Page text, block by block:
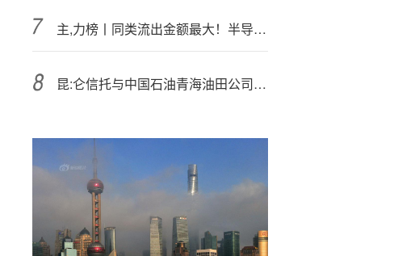
主,力榜丨同类流出金额最大！半导体设备ETF（159516）流出1.91亿元
昆:仑信托与中国石油青海油田公司开展业务交流